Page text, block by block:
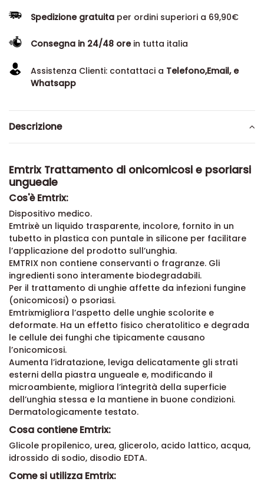
Spedizione gratuita per ordini superiori a 69,90€
Consegna in 24/48 orein tutta italia
Assistenza Clienti: contattaci a Telefono,Email, e
Whatsapp
Descrizione
Emtrix Trattamento di onicomicosi e psoriarsi
ungueale
Cos'è Emtrix:
Dispositivo medico.
Emtrixè un liquido trasparente, incolore, fornito in un
tubetto in plastica con puntale in silicone per facilitare
l’applicazione del prodotto sull’unghia.
EMTRIX non contiene conservanti o fragranze. Gli
ingredienti sono interamente biodegradabili.
Per il trattamento di unghie affette da infezioni fungine
(onicomicosi) o psoriasi.
Emtrixmigliora l’aspetto delle unghie scolorite e
deformate. Ha un effetto fisico cheratolitico e degrada
le cellule dei funghi che tipicamente causano
l’onicomicosi.
Aumenta l’idratazione, leviga delicatamente gli strati
esterni della piastra ungueale e, modificando il
microambiente, migliora l’integrità della superficie
dell’unghia stessa e la mantiene in buone condizioni.
Dermatologicamente testato.
Cosa contiene Emtrix:
Glicole propilenico, urea, glicerolo, acido lattico, acqua,
idrossido di sodio, disodio EDTA.
Come si utilizza Emtrix: